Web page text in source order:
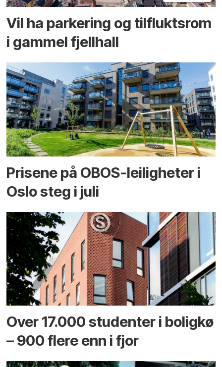
Vil ha parkering og tilflukts­rom
i gammel fjellhall
Prisene på OBOS-leiligheter i
Oslo steg i juli
Over 17.000 studenter i boligkø
– 900 flere enn i fjor